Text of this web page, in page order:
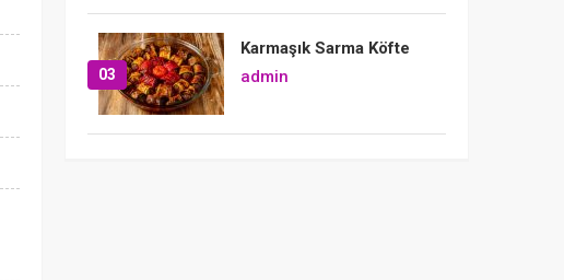
03
Karmaşık Sarma Köfte
admin